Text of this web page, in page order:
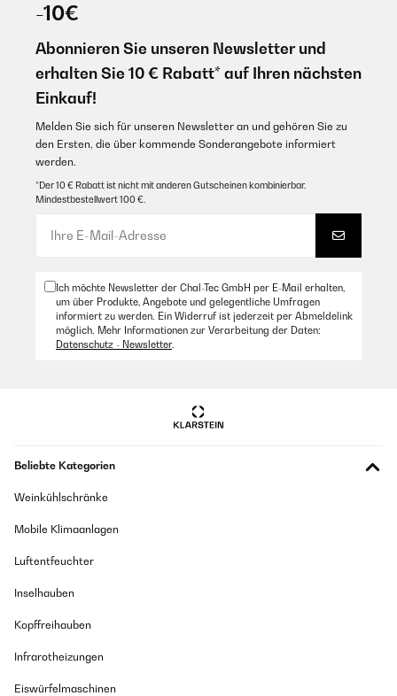
-10€
Abonnieren Sie unseren Newsletter und
erhalten Sie 10 € Rabatt* auf Ihren nächsten
Einkauf!
Melden Sie sich für unseren Newsletter an und gehören Sie zu
den Ersten, die über kommende Sonderangebote informiert
werden.
*Der 10 € Rabatt ist nicht mit anderen Gutscheinen kombinierbar.
Mindestbestellwert 100 €.
Ich möchte Newsletter der Chal-Tec GmbH per E-Mail erhalten,
um über Produkte, Angebote und gelegentliche Umfragen
informiert zu werden. Ein Widerruf ist jederzeit per Abmeldelink
möglich. Mehr Informationen zur Verarbeitung der Daten:
Datenschutz - Newsletter.
Beliebte Kategorien
Weinkühlschränke
Mobile Klimaanlagen
Luftentfeuchter
Inselhauben
Kopffreihauben
Infrarotheizungen
Eiswürfelmaschinen